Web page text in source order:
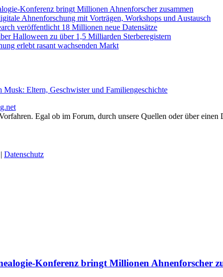
Konferenz bringt Millionen Ahnenforscher zusammen
Ahnenforschung mit Vorträgen, Workshops und Austausch
veröffentlicht 18 Millionen neue Datensätze
Halloween zu über 1,5 Milliarden Sterberegistern
erlebt rasant wachsenden Markt
Eltern, Geschwister und Familiengeschichte
Egal ob im Forum, durch unsere Quellen oder über
Datenschutz
Konferenz bringt Millionen Ahnenforscher